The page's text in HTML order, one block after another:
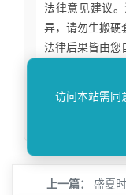
法律意见建议
异，请勿生搬硬
法律后果皆由您
刊载内容版权
理。
上一篇： 盛夏
访问本站需同